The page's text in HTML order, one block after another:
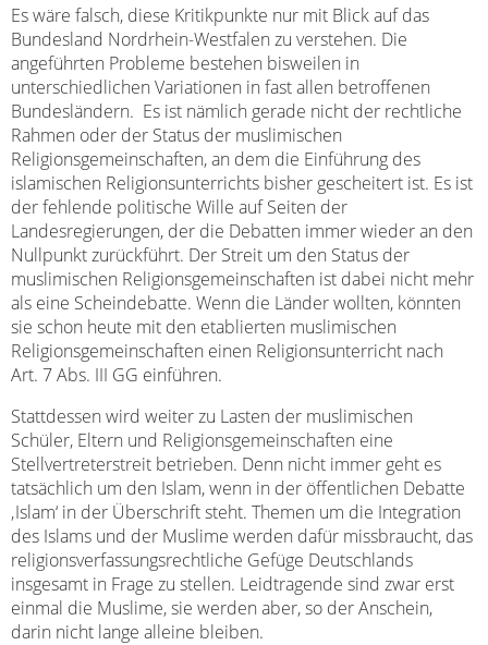
Es wäre falsch, diese Kritikpunkte nur mit Blick auf das
Bundesland Nordrhein-Westfalen zu verstehen. Die
angeführten Probleme bestehen bisweilen in
unterschiedlichen Variationen in fast allen betroffenen
Bundesländern. Es ist nämlich gerade nicht der rechtliche
Rahmen oder der Status der muslimischen
Religionsgemeinschaften, an dem die Einführung des
islamischen Religionsunterrichts bisher gescheitert ist. Es ist
der fehlende politische Wille auf Seiten der
Landesregierungen, der die Debatten immer wieder an den
Nullpunkt zurückführt. Der Streit um den Status der
muslimischen Religionsgemeinschaften ist dabei nicht mehr
als eine Scheindebatte. Wenn die Länder wollten, könnten
sie schon heute mit den etablierten muslimischen
Religionsgemeinschaften einen Religionsunterricht nach
Art. 7 Abs. III GG einführen.
Stattdessen wird weiter zu Lasten der muslimischen
Schüler, Eltern und Religionsgemeinschaften eine
Stellvertreterstreit betrieben. Denn nicht immer geht es
tatsächlich um den Islam, wenn in der öffentlichen Debatte
‚Islam‘ in der Überschrift steht. Themen um die Integration
des Islams und der Muslime werden dafür missbraucht, das
religionsverfassungsrechtliche Gefüge Deutschlands
insgesamt in Frage zu stellen. Leidtragende sind zwar erst
einmal die Muslime, sie werden aber, so der Anschein,
darin nicht lange alleine bleiben.